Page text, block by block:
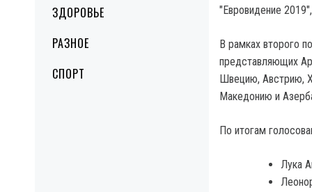
ЗДОРОВЬЕ
РАЗНОЕ
СПОРТ
"Евровидение
В рамках второго
представляющих
Швецию, Австрию,
Македонию и
По итогам
Лука